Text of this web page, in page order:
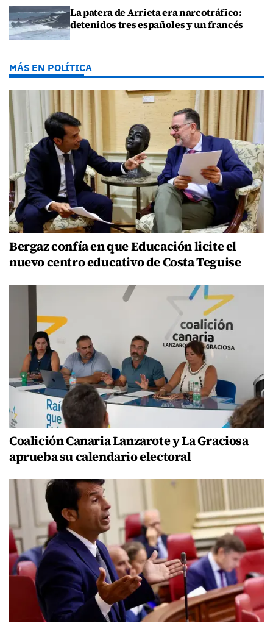
La patera de Arrieta era narcotráfico:
detenidos tres españoles y un francés
MÁS EN POLÍTICA
Bergaz confía en que Educación licite el
nuevo centro educativo de Costa Teguise
Coalición Canaria Lanzarote y La Graciosa
aprueba su calendario electoral